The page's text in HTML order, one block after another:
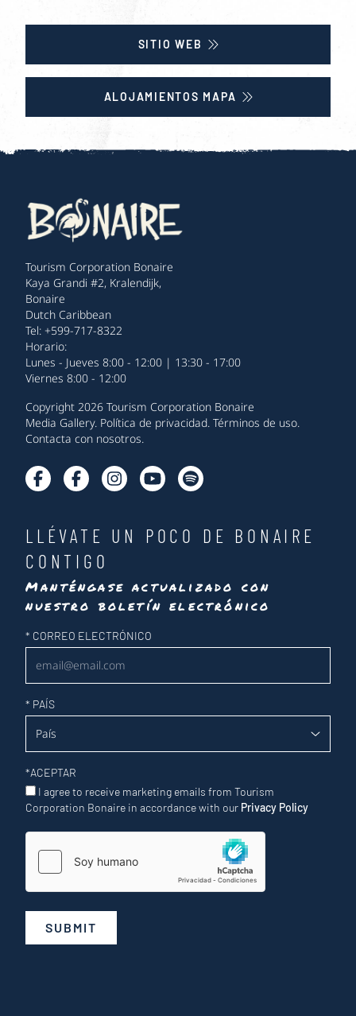
SITIO WEB
ALOJAMIENTOS MAPA
Tourism Corporation Bonaire
Kaya Grandi #2, Kralendijk,
Bonaire
Dutch Caribbean
Tel: +599-717-8322
Horario:
Lunes - Jueves 8:00 - 12:00 | 13:30 - 17:00
Viernes 8:00 - 12:00
Copyright 2026 Tourism Corporation Bonaire
Media Gallery. Política de privacidad. Términos de uso.
Contacta con nosotros.
LLÉVATE UN POCO DE BONAIRE
CONTIGO
Manténgase actualizado con
nuestro boletín electrónico
Newsletter
* CORREO ELECTRÓNICO
* PAÍS
*ACEPTAR
I agree to receive marketing emails from Tourism
Corporation Bonaire in accordance with our Privacy Policy
SUBMIT